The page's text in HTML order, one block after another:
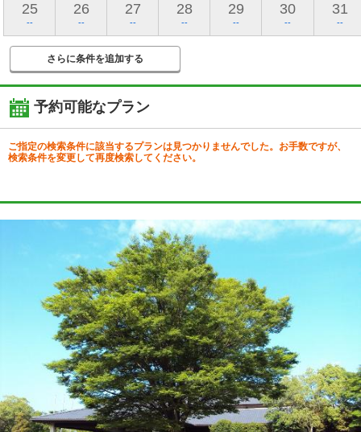
25
--
26
--
27
--
28
--
29
--
30
--
31
--
さらに条件を追加する
予約可能なプラン
ご指定の検索条件に該当するプランは見つかりませんでした。お手数ですが、
検索条件を変更して再度検索してください。